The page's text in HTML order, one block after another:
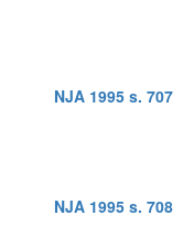
NJA 1995 s. 707
NJA 1995 s. 708